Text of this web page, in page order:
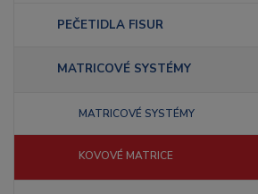
PEČETIDLA FISUR
MATRICOVÉ SYSTÉMY
MATRICOVÉ SYSTÉMY
KOVOVÉ MATRICE